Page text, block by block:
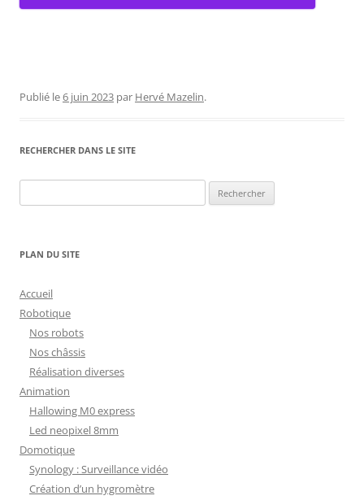
Publié le6 juin 2023 par Hervé Mazelin.
RECHERCHER DANS LE SITE
PLAN DU SITE
Accueil
Robotique
Nos robots
Nos châssis
Réalisation diverses
Animation
Hallowing M0 express
Led neopixel 8mm
Domotique
Synology : Surveillance vidéo
Création d’un hygromètre